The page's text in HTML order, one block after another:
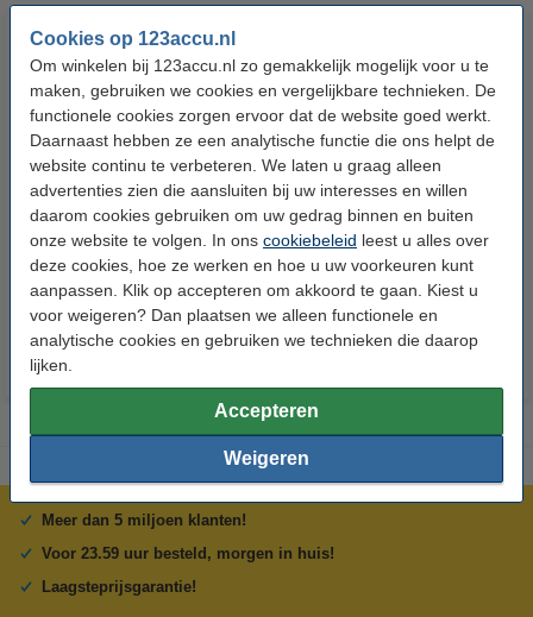
Cookies op 123accu.nl
Om winkelen bij 123accu.nl zo gemakkelijk mogelijk voor u te
maken, gebruiken we cookies en vergelijkbare technieken. De
functionele cookies zorgen ervoor dat de website goed werkt.
Daarnaast hebben ze een analytische functie die ons helpt de
website continu te verbeteren. We laten u graag alleen
advertenties zien die aansluiten bij uw interesses en willen
daarom cookies gebruiken om uw gedrag binnen en buiten
onze website te volgen. In ons cookiebeleid leest u alles over
deze cookies, hoe ze werken en hoe u uw voorkeuren kunt
aanpassen. Klik op accepteren om akkoord te gaan. Kiest u
voor weigeren? Dan plaatsen we alleen functionele en
analytische cookies en gebruiken we technieken die daarop
lijken.
Accepteren
Weigeren
123accu Xtreme Power AAA /
MN2400 / LR03 alkaline batterij
€ 14,50 € 13,05
Inclusief 21%
BTW
123accu Xtreme Power
knoopcellen multipack
€ 5,95 € 5,36 Inclusief 21% BTW
Meer dan 5 miljoen klanten!
Voor 23.59 uur besteld, morgen in huis!
Laagsteprijsgarantie!